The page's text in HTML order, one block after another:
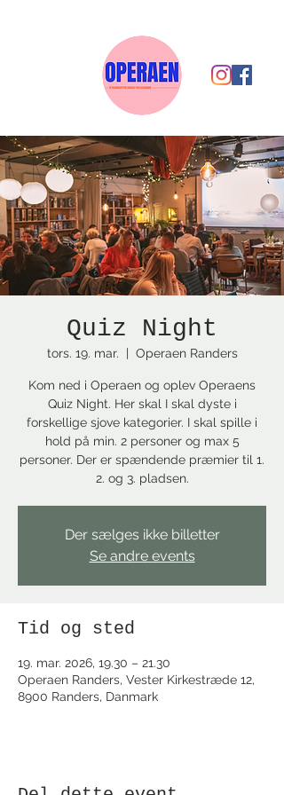
Quiz Night
tors. 19. mar.
  |
Operaen Randers
Kom ned i Operaen og oplev Operaens
Quiz Night. Her skal I skal dyste i
forskellige sjove kategorier. I skal spille i
hold på min. 2 personer og max 5
personer. Der er spændende præmier til 1.
2. og 3. pladsen.
Der sælges ikke billetter
Se andre events
Tid og sted
19. mar. 2026, 19.30 – 21.30
Operaen Randers, Vester Kirkestræde 12,
8900 Randers, Danmark